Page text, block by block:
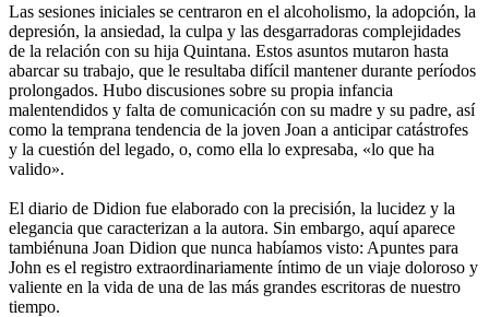
Las sesiones iniciales se centraron en el alcoholismo, la adopción, la
depresión, la ansiedad, la culpa y las desgarradoras complejidades
de la relación con su hija Quintana. Estos asuntos mutaron hasta
abarcar su trabajo, que le resultaba difícil mantener durante períodos
prolongados. Hubo discusiones sobre su propia infancia
malentendidos y falta de comunicación con su madre y su padre, así
como la temprana tendencia de la joven Joan a anticipar catástrofes
y la cuestión del legado, o, como ella lo expresaba, «lo que ha
valido».
El diario de Didion fue elaborado con la precisión, la lucidez y la
elegancia que caracterizan a la autora. Sin embargo, aquí aparece
tambiénuna Joan Didion que nunca habíamos visto: Apuntes para
John es el registro extraordinariamente íntimo de un viaje doloroso y
valiente en la vida de una de las más grandes escritoras de nuestro
tiempo.